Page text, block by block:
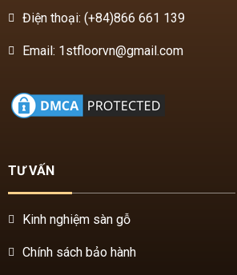
Điện thoại: (+84)866 661 139
Email: 1stfloorvn@gmail.com
TƯ VẤN
Kinh nghiệm sàn gỗ
Chính sách bảo hành